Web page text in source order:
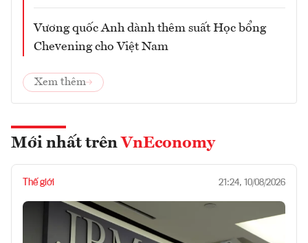
Vương quốc Anh dành thêm suất Học bổng
Chevening cho Việt Nam
Xem thêm
Mới nhất trên VnEconomy
Thế giới 21:24, 10/08/2026